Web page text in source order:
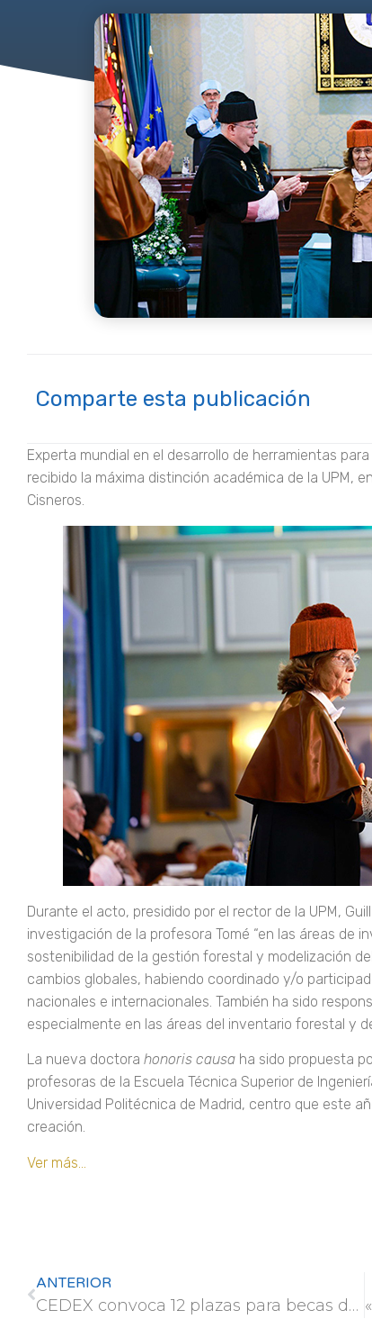
Comparte esta publicación
Experta mundial en el desarrollo de herramientas
recibido la máxima distinción académica de la UPM,
Cisneros.
Durante el acto, presidido por el rector de la UPM,
investigación de la profesora Tomé “en las áreas de
sostenibilidad de la gestión forestal y modelización
cambios globales, habiendo coordinado y/o
nacionales e internacionales. También ha sido
especialmente en las áreas del inventario forestal y
La nueva doctora honoris causa ha sido propuesta
profesoras de la Escuela Técnica Superior de
Universidad Politécnica de Madrid, centro que este
creación.
Ver más…
ANTERIOR
CEDEX convoca 12 plazas para becas de formación